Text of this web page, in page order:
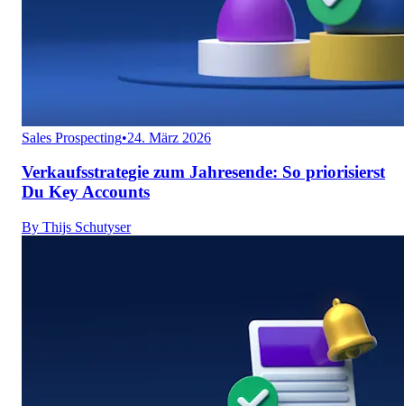
Sales Prospecting•24. März 2026
Verkaufsstrategie zum Jahresende: So priorisierst
Du Key Accounts
By Thijs Schutyser